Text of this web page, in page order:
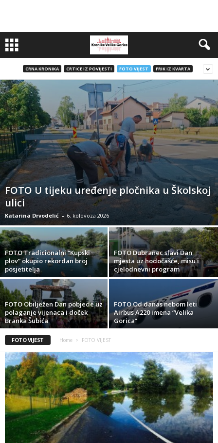
CRNA KRONIKA CRTICE IZ POVIJESTI FOTO VIJEST FRIK IZ KVARTA
FOTO U tijeku uređenje pločnika u Školskoj
ulici
Katarina Drvodelić - 6. kolovoza 2026
FOTO Tradicionalni “Kupski
plov” okupio rekordan broj
posjetitelja
FOTO Dubranec slavi Dan
mjesta uz hodočašće, misu i
cjelodnevni program
FOTO Obilježen Dan pobjede uz
polaganje vijenaca i doček
Branka Šubića
FOTO Od danas nebom leti
Airbus A220 imena “Velika
Gorica”
FOTO VIJEST Home FOTO VIJEST